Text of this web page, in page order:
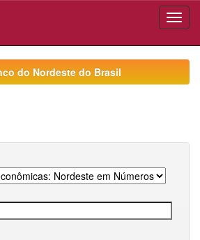
do Nordeste do Brasil